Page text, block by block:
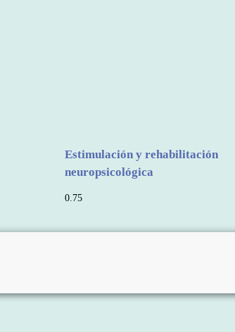
Estimulación y rehabilitación
neuropsicológica